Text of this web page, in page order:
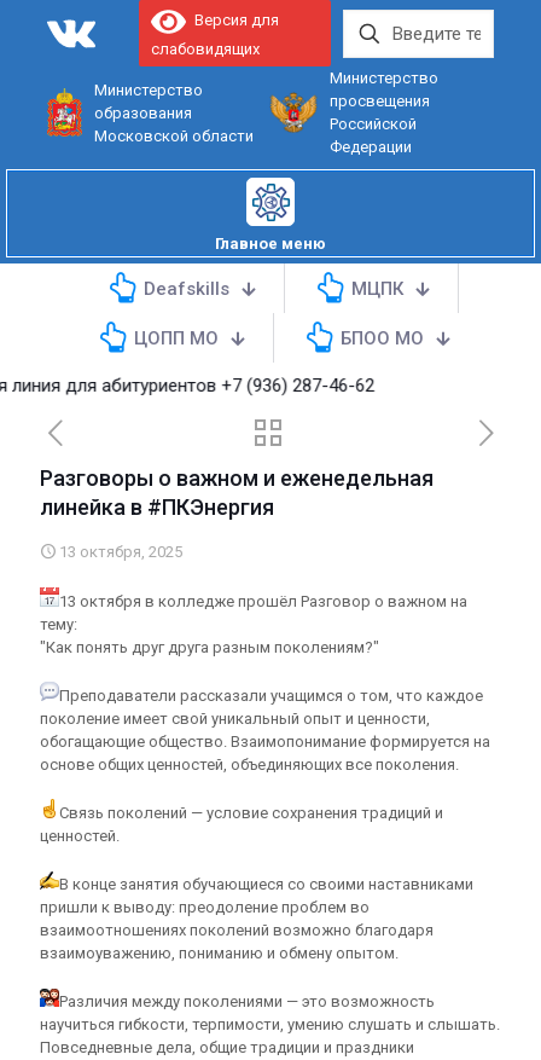
Министерство
образования
Московской области
Министерство
просвещения
Российской
Федерации
Версия для
слабовидящих
Главное меню
Deafskills МЦПК
ЦОПП МО БПОО МО
абитуриентов+7 (936) 287-46-62
Разговоры о важном и еженедельная
линейка в #ПКЭнергия
13 октября, 2025
13 октября в колледже прошёл Разговор о важном на
тему:
"Как понять друг друга разным поколениям?"
Преподаватели рассказали учащимся о том, что каждое
поколение имеет свой уникальный опыт и ценности,
обогащающие общество. Взаимопонимание формируется на
основе общих ценностей, объединяющих все поколения.
Связь поколений — условие сохранения традиций и
ценностей.
В конце занятия обучающиеся со своими наставниками
пришли к выводу: преодоление проблем во
взаимоотношениях поколений возможно благодаря
взаимоуважению, пониманию и обмену опытом.
Различия между поколениями — это возможность
научиться гибкости, терпимости, умению слушать и слышать.
Повседневные дела, общие традиции и праздники